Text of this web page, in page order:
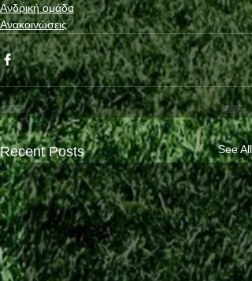
Ανδρική ομάδα
Ανακοινώσεις
Recent Posts See All